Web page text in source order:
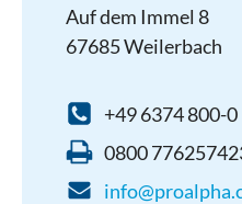
Auf dem Immel 8
67685 Weilerbach
+49 6374 800-0
0800